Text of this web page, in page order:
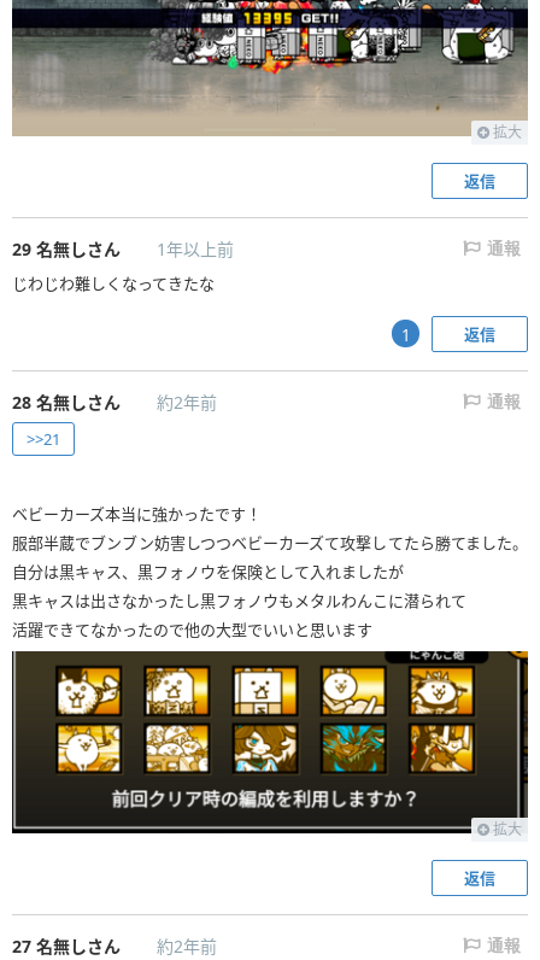
拡大
返信
29 名無しさん 1年以上前 通報
じわじわ難しくなってきたな
返信
1
28 名無しさん 約2年前 通報
>>21
ベビーカーズ本当に強かったです！
服部半蔵でブンブン妨害しつつベビーカーズて攻撃してたら勝てました。
自分は黒キャス、黒フォノウを保険として入れましたが
黒キャスは出さなかったし黒フォノウもメタルわんこに潜られて
活躍できてなかったので他の大型でいいと思います
拡大
返信
27 名無しさん 約2年前 通報